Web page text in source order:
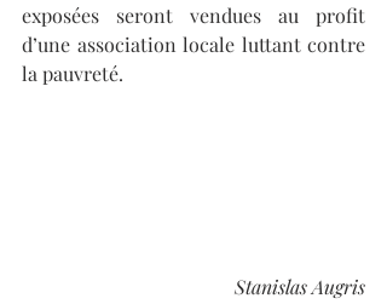
exposées seront vendues au profit
d’une association locale luttant contre
la pauvreté.
Stanislas Augris